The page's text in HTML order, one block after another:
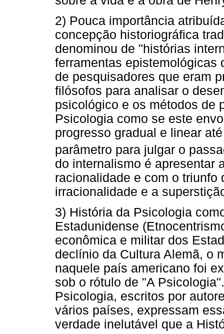
2) Pouca importância
concepção historiográfica
denominou de "histórias
ferramentas epistemológicas
de pesquisadores que eram
filósofos para analisar o
psicológico e os métodos de
Psicologia como se este
progresso gradual e linear
parâmetro para julgar o
do internalismo é apresentar
racionalidade e com o
irracionalidade e a
3) História da Psicologia
Estadunidense
econômica e militar dos
declínio da Cultura Alemã, o
naquele país americano foi
sob o rótulo de "A
Psicologia, escritos por
vários países, expressam
verdade inelutável que a